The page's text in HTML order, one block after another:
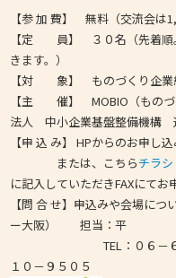
【参 加 費】 無料（交流会は
【定 員】 ３０名（先着順
きます。）
【対 象】 ものづくり企業
【主 催】 MOBIO（ものづ
法人 中小企業基盤整備機構
【申 込 み】 HPからのお申し
または、こちらチラ
に記入していただきFAXにてお
【問 合 せ】申込みや会場に
ー大阪） 担当：平
TEL：０６－６２１
１０－９５０５